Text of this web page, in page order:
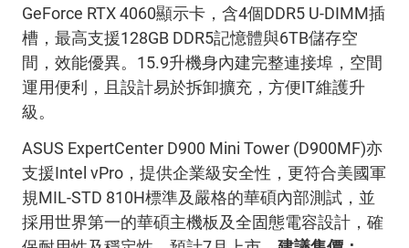
GeForce RTX 4060顯示卡，含4個DDR5 U-DIMM插
槽，最高支援128GB DDR5記憶體與6TB儲存空
間，效能優異。 15.9升機身內建完整連接埠，空間
運用便利，且設計易於拆卸擴充，方便IT維護升
級。
ASUS ExpertCenter D900 Mini Tower (D900MF)亦
支援Intel vPro ，提供企業級安全性，更符合美國軍
規MIL-STD 810H標準及嚴格的華碩內部測試，並
採用世界第一的華碩主機板及全固態電容設計，確